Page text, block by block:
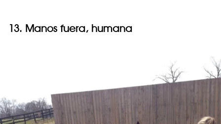
13. Manos fuera, humana